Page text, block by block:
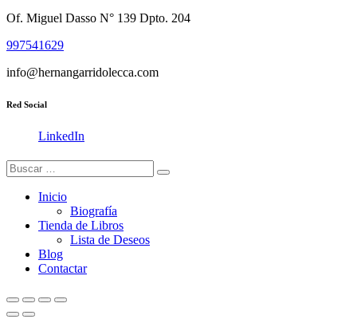
Of. Miguel Dasso N° 139 Dpto. 204
997541629
info@hernangarridolecca.com
Red Social
LinkedIn
Inicio
Biografía
Tienda de Libros
Lista de Deseos
Blog
Contactar